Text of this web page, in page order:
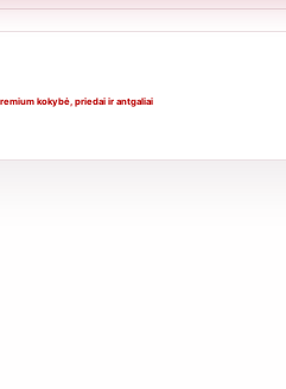
kokybė, priedai ir antgaliai